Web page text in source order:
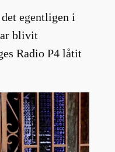
egentligen i
blivit
Radio P4 låtit